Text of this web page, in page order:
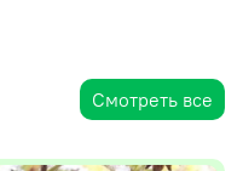
Смотреть все